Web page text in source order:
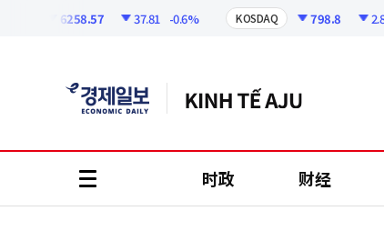
6258.57 37.81 -0.6% KOSDAQ 798.8 2.87
时政 财经